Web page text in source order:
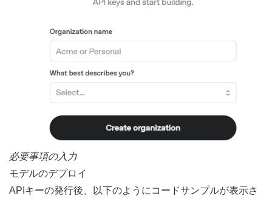
必要事項の入力
モデルのデプロイ
APIキーの発行後、以下のようにコードサンプルが表示さ